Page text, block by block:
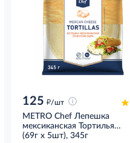
125 д/шт
METRO Chef Лепешка
мексиканская Тортилья
сырная 23-25см (69г х 5шт),
(69г х 5шт), 345г